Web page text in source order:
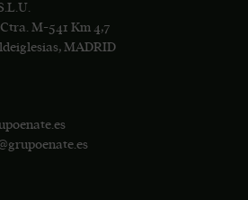
M-541 Km 4,7
MADRID